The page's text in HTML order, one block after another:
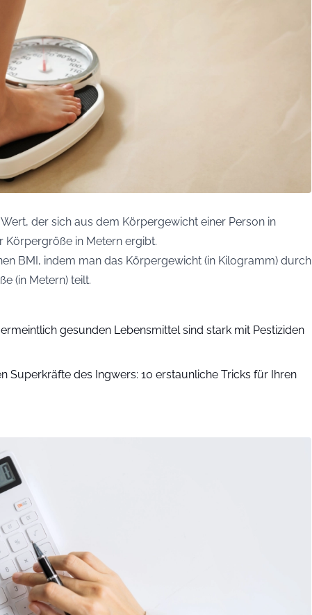
der sich aus dem Körpergewicht einer Person in
Körpergröße in Metern ergibt.
BMI, indem man das Körpergewicht (in Kilogramm) durch
(in Metern) teilt.
gesunden Lebensmittel sind stark mit Pestiziden
Superkräfte des Ingwers: 10 erstaunliche Tricks für Ihren